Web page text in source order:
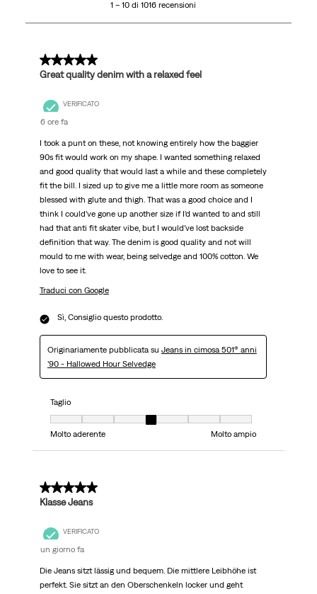
1016
1 – 10 di 1016 recensioni
5 su 5 stelle.
Great quality denim with a relaxed feel
VERIFICATO
6 ore fa
I took a punt on these, not knowing entirely how the baggier
90s fit would work on my shape. I wanted something relaxed
and good quality that would last a while and these completely
fit the bill. I sized up to give me a little more room as someone
blessed with glute and thigh. That was a good choice and I
think I could’ve gone up another size if I’d wanted to and still
had that anti fit skater vibe, but I would’ve lost backside
definition that way. The denim is good quality and not will
mould to me with wear, being selvedge and 100% cotton. We
love to see it.
Traduci con Google
Sì, Consiglio questo prodotto.
Originariamente pubblicata su Jeans in cimosa 501® anni
’90 - Hallowed Hour Selvedge
Taglio
Taglio, 4 su 7, dove 1 è uguale a Molto aderente e 7 è uguale a Molto
Molto aderente
Molto ampio
5 su 5 stelle.
Klasse Jeans
VERIFICATO
un giorno fa
Die Jeans sitzt lässig und bequem. Die mittlere Leibhöhe ist
perfekt. Sie sitzt an den Oberschenkeln locker und geht